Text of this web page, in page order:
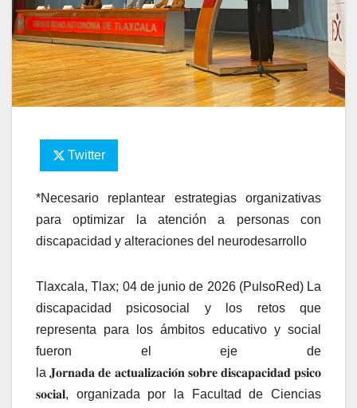
Twitter
*Necesario replantear estrategias organizativas
para optimizar la atención a personas con
discapacidad y alteraciones del neurodesarrollo
Tlaxcala, Tlax; 04 de junio de 2026 (PulsoRed) La
discapacidad psicosocial y los retos que
representa para los ámbitos educativo y social
fueron el eje de
la𝐉𝐨𝐫𝐧𝐚𝐝𝐚 𝐝𝐞 𝐚𝐜𝐭𝐮𝐚𝐥𝐢𝐳𝐚𝐜𝐢𝐨𝐧 𝐬𝐨𝐛𝐫𝐞 𝐝𝐢𝐬𝐜𝐚𝐩𝐚𝐜𝐢𝐝𝐚𝐝 𝐩𝐬𝐢𝐜𝐨
𝐬𝐨𝐜𝐢𝐚𝐥, organizada por la Facultad de Ciencias